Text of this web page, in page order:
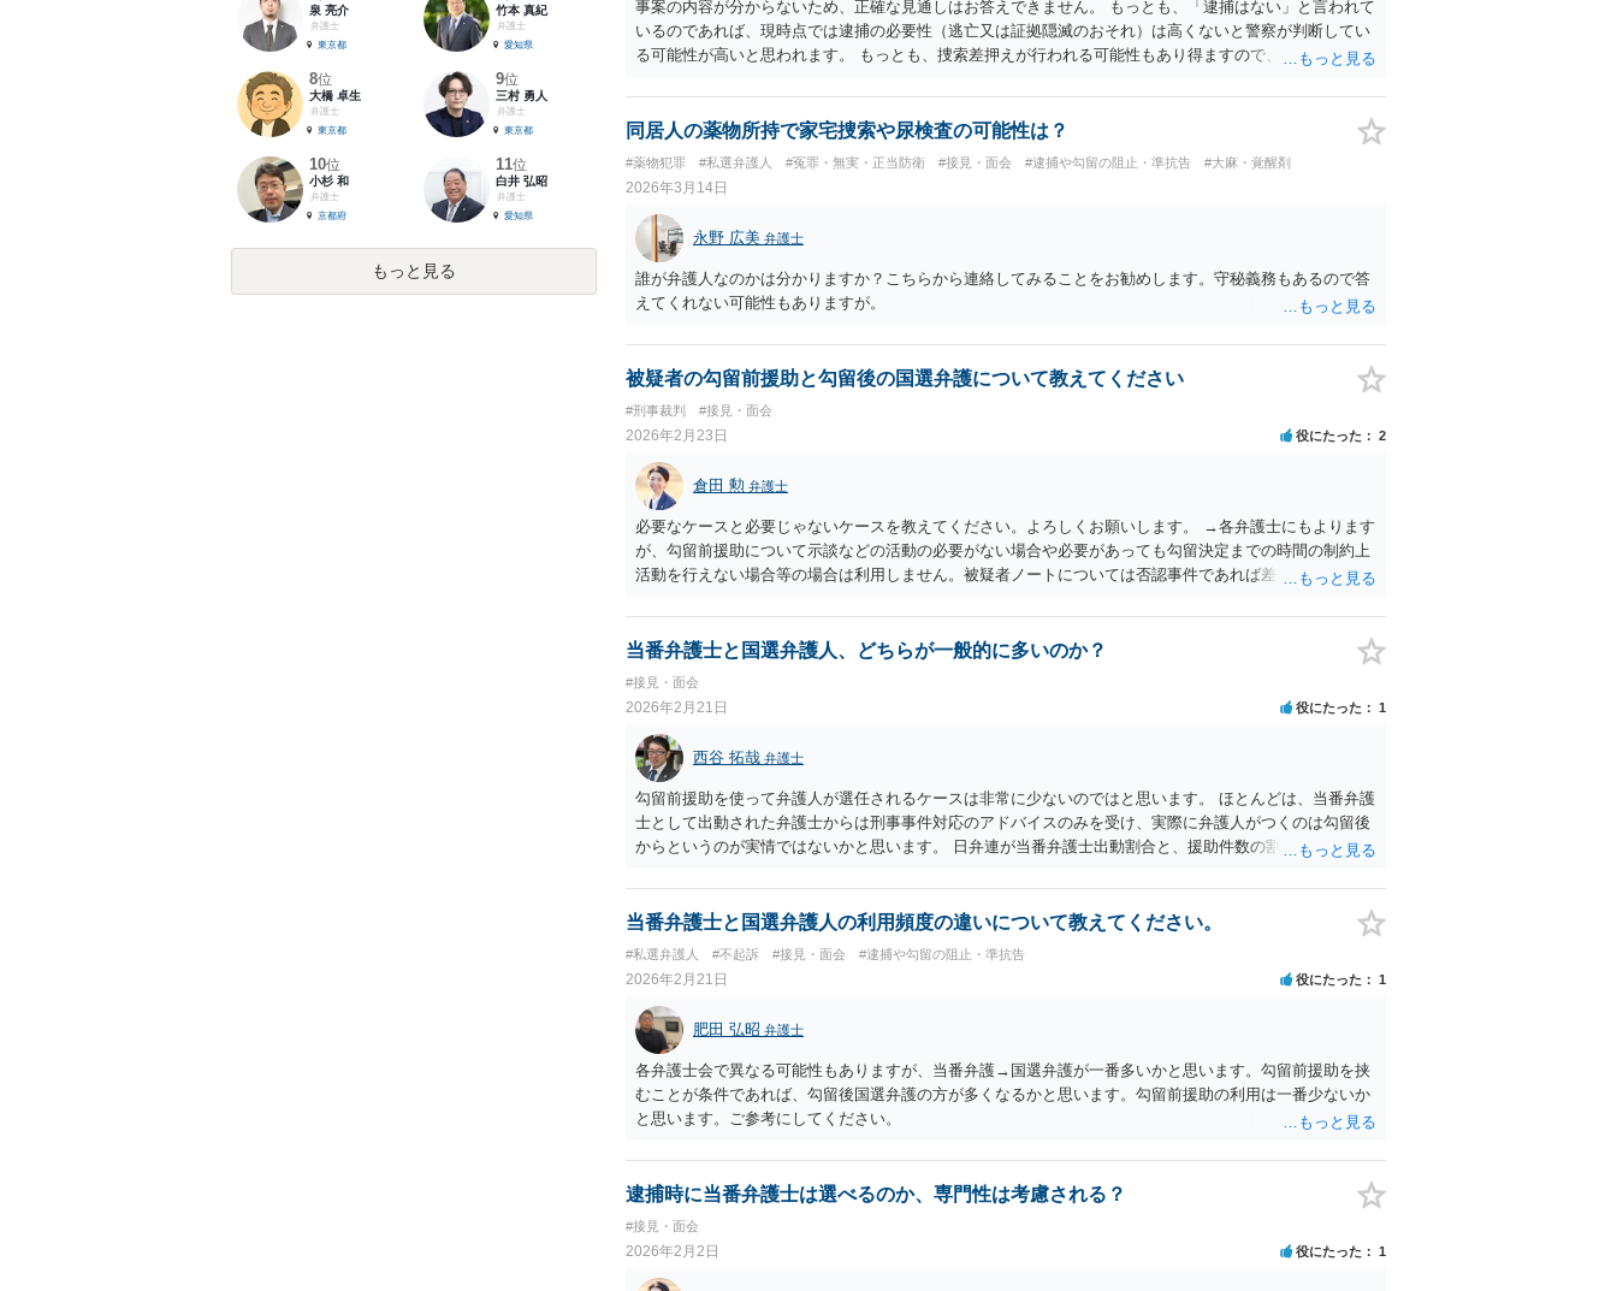
事案の内容が分からないため、正確な見通しはお答えできません。 もっとも、「逮捕はない」と言われて
いるのであれば、現時点では逮捕の必要性（逃亡又は証拠隠滅のおそれ）は高くないと警察が判断してい
る可能性が高いと思われます。 もっとも、捜索差押えが行われる可能性もあり得ますので、対象物につい
うえで、逮捕及び捜索差押え不必要の意見書を提出してもらう方法も考えられます。
同居人の薬物所持で家宅捜索や尿検査の可能性は？
#薬物犯罪 #私選弁護人 #冤罪・無実・正当防衛 #接見・面会 #逮捕や勾留の阻止・準抗告 #大麻・覚醒剤
2026年3月14日
永野 広美 弁護士
誰が弁護人なのかは分かりますか？こちらから連絡してみることをお勧めします。守秘義務もあるので答
えてくれない可能性もありますが。
被疑者の勾留前援助と勾留後の国選弁護について教えてください
#刑事裁判 #接見・面会
2026年2月23日 役にたった 2
倉田 勲 弁護士
必要なケースと必要じゃないケースを教えてください。よろしくお願いします。 →各弁護士にもよります
が、勾留前援助について示談などの活動の必要がない場合や必要があっても勾留決定までの時間の制約上
活動を行えない場合等の場合は利用しません。被疑者ノートについては否認事件であれば差し入れること
当番弁護士と国選弁護人、どちらが一般的に多いのか？
#接見・面会
2026年2月21日 役にたった 1
西谷 拓哉 弁護士
勾留前援助を使って弁護人が選任されるケースは非常に少ないのではと思います。 ほとんどは、当番弁護
士として出動された弁護士からは刑事事件対応のアドバイスのみを受け、実際に弁護人がつくのは勾留後
からというのが実情ではないかと思います。 日弁連が当番弁護士出動割合と、援助件数の割合をグラフに
2023/2-1-3.pdf
当番弁護士と国選弁護人の利用頻度の違いについて教えてください。
#私選弁護人 #不起訴 #接見・面会 #逮捕や勾留の阻止・準抗告
2026年2月21日 役にたった 1
肥田 弘昭 弁護士
各弁護士会で異なる可能性もありますが、当番弁護→国選弁護が一番多いかと思います。勾留前援助を挟
むことが条件であれば、勾留後国選弁護の方が多くなるかと思います。勾留前援助の利用は一番少ないか
と思います。ご参考にしてください。
逮捕時に当番弁護士は選べるのか、専門性は考慮される？
#接見・面会
2026年2月2日 役にたった 1
泉 亮介
弁護士
東京都
竹本 真紀
弁護士
愛知県
8位
大橋 卓生
弁護士
東京都
9位
三村 勇人
弁護士
東京都
10位
小杉 和
弁護士
京都府
11位
白井 弘昭
弁護士
愛知県
もっと見る